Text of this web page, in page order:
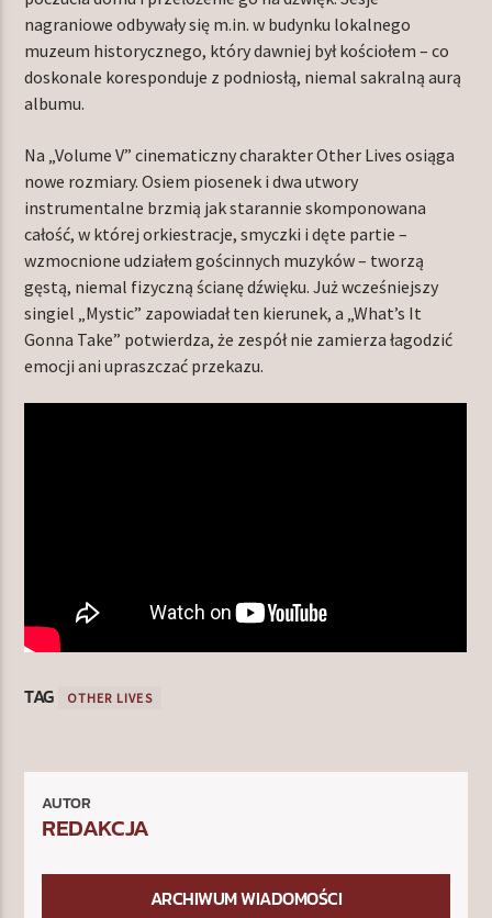
nagraniowe odbywały się m.in. w budynku lokalnego
muzeum historycznego, który dawniej był kościołem – co
doskonale koresponduje z podniosłą, niemal sakralną aurą
albumu.
Na „Volume V” cinematiczny charakter Other Lives osiąga
nowe rozmiary. Osiem piosenek i dwa utwory
instrumentalne brzmią jak starannie skomponowana
całość, w której orkiestracje, smyczki i dęte partie –
wzmocnione udziałem gościnnych muzyków – tworzą
gęstą, niemal fizyczną ścianę dźwięku. Już wcześniejszy
singiel „Mystic” zapowiadał ten kierunek, a „What’s It
Gonna Take” potwierdza, że zespół nie zamierza łagodzić
emocji ani upraszczać przekazu.
TAG OTHER LIVES
AUTOR
REDAKCJA
ARCHIWUM WIADOMOŚCI